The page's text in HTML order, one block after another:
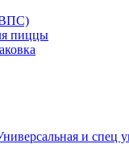
пиццы
и спец